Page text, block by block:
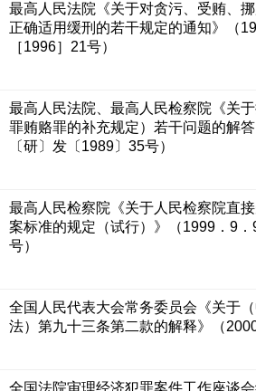
最高人民法院《关于对贪污、受贿、
正确适用缓刑的若干规定的通知》（
［1996］21号）
最高人民法院、最高人民检察院《关
罪贿赂罪的补充规定）若干问题的解
〔研〕发〔1989〕35号）
最高人民检察院《关于人民检察院直
案标准的规定（试行）》（1999．9
号）
全国人民代表大会常务委员会《关于
法）第九十三条第二款的解释》（
全国法院审理经济犯罪案件工作座谈